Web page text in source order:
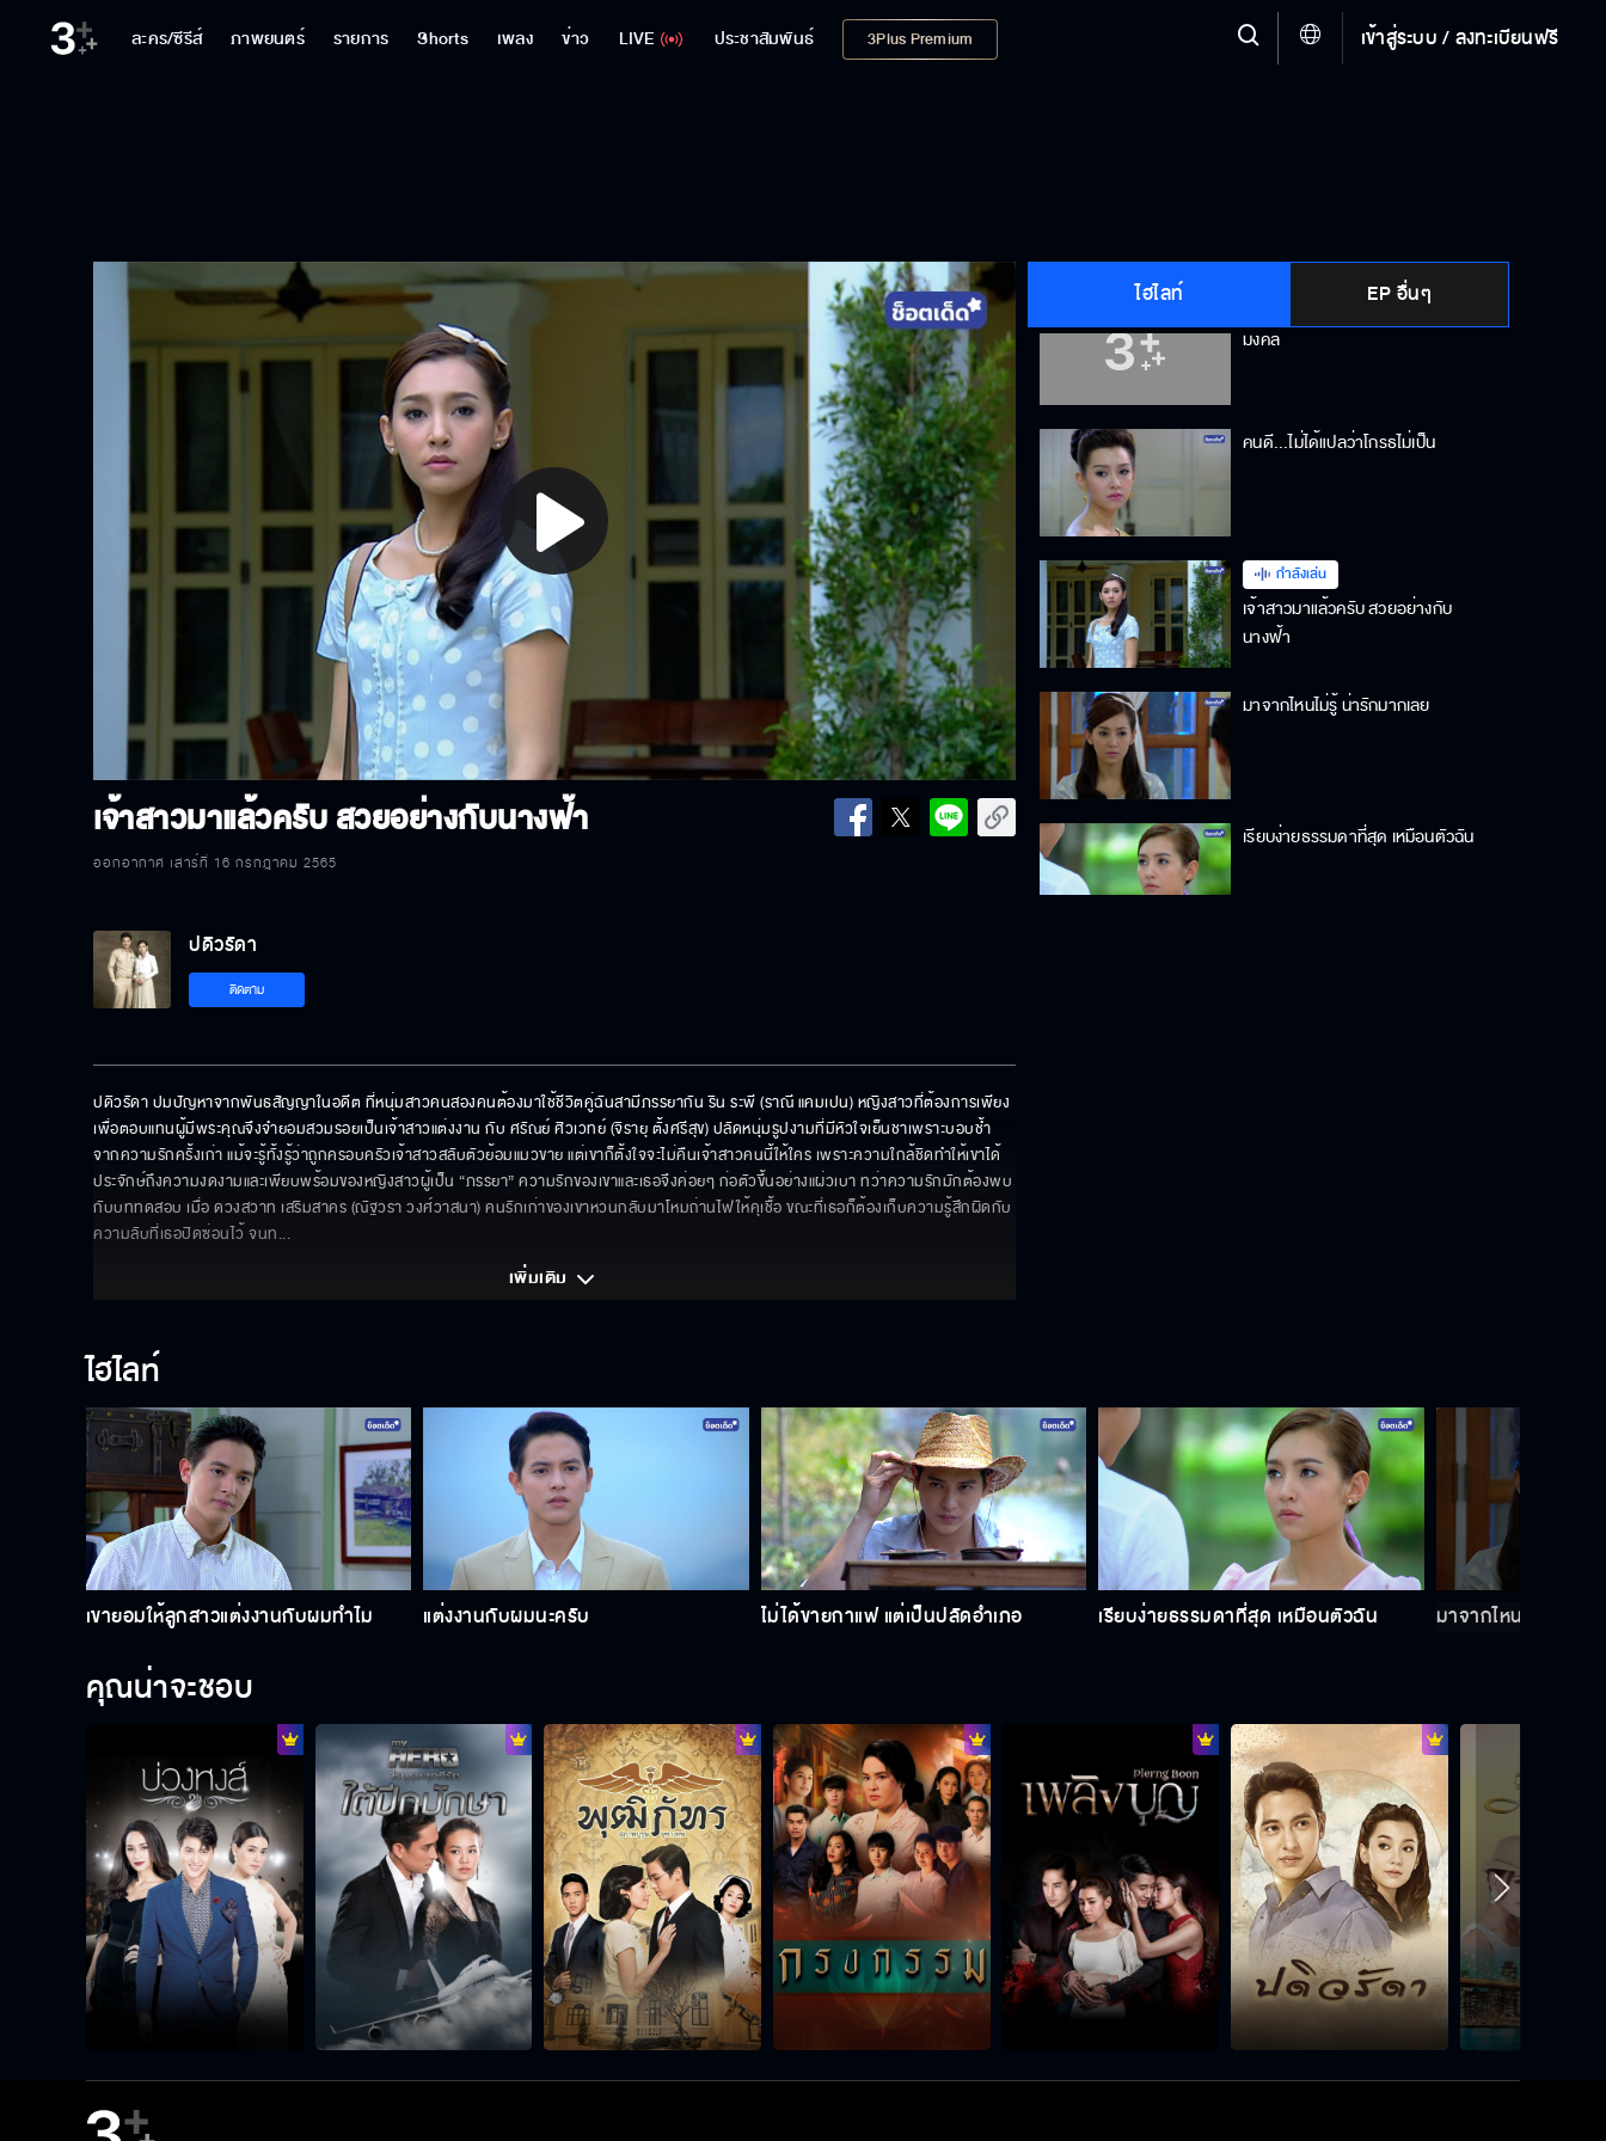
ละคร/ซีรีส์ ภาพยนตร์ รายการ Shorts เพลง ข่าว LIVE ประชาสัมพันธ์ 3Plus Premium เข้าสู่ระบบ / ลงทะเบียนฟรี
Play
Video
เจ้าสาวมาแล้วครับ สวยอย่างกับนางฟ้า
ออกอากาศ เสาร์ที่ 16 กรกฎาคม 2565
ไฮไลท์ EP อื่นๆ
ใครชนะเอารินไป
ผู้หญิงคนนี้เป็นใครกัน ใส่ชุดดำมางาน
มงคล
คนดี...ไม่ได้แปลว่าโกรธไม่เป็น
กำลังเล่น
เจ้าสาวมาแล้วครับ สวยอย่างกับ
นางฟ้า
มาจากไหนไม่รู้ น่ารักมากเลย
เรียบง่ายธรรมดาที่สุด เหมือนตัวฉัน
ปดิวรัดา
ติดตาม
ปดิวรัดา ปมปัญหาจากพันธสัญญาในอดีต ที่หนุ่มสาวคนสองคนต้องมาใช้ชีวิตคู่ฉันสามีภรรยากัน ริน ระพี (ราณี แคมเปน) หญิงสาวที่ต้องการเพียง
เพื่อตอบแทนผู้มีพระคุณจึงจำยอมสวมรอยเป็นเจ้าสาวแต่งงาน กับ ศรัณย์ ศิวเวทย์ (จิรายุ ตั้งศรีสุข) ปลัดหนุ่มรูปงามที่มีหัวใจเย็นชาเพราะบอบช้ำ
จากความรักครั้งเก่า แม้จะรู้ทั้งรู้ว่าถูกครอบครัวเจ้าสาวสลับตัวย้อมแมวขาย แต่เขาก็ตั้งใจจะไม่คืนเจ้าสาวคนนี้ให้ใคร เพราะความใกล้ชิดทำให้เขาได้
ประจักษ์ถึงความงดงามและเพียบพร้อมของหญิงสาวผู้เป็น “ภรรยา” ความรักของเขาและเธอจึงค่อยๆ ก่อตัวขึ้นอย่างแผ่วเบา ทว่าความรักมักต้องพบ
กับบททดสอบ เมื่อ ดวงสวาท เสริมสาคร (ณัฐวรา วงศ์วาสนา) คนรักเก่าของเขาหวนกลับมาโหมถ่านไฟให้คุเชื้อ ขณะที่เธอก็ต้องเก็บความรู้สึกผิดกับ
ความลับที่เธอปิดซ่อนไว้ จนท...
เพิ่มเติม
ไฮไลท์
เขายอมให้ลูกสาวแต่งงานกับผมทำไม แต่งงานกับผมนะครับ ไม่ได้ขายกาแฟ แต่เป็นปลัดอำเภอ เรียบง่ายธรรมดาที่สุด เหมือนตัวฉัน มาจากไหนไม่รู้ น่ารั
คุณน่าจะชอบ